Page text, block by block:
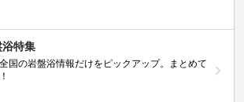
浴特集
国の岩盤浴情報だけをピックアップ。まとめて